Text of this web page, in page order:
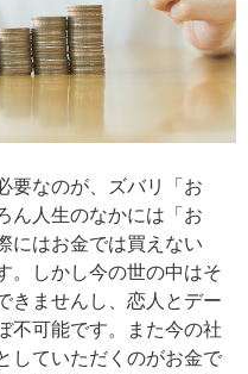
要なのが、ズバリ「お
ん人生のなかには「お
にはお金では買えない
。しかし今の世の中はそ
きませんし、恋人とデー
不可能です。また今の社
していただくのがお金で